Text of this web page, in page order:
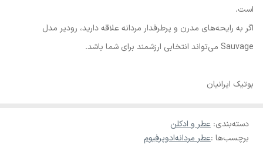
است.
اگر به رایحه‌های مدرن و پرطرفدار مردانه علاقه دارید، رودیر مدل
Sauvage می‌تواند انتخابی ارزشمند برای شما باشد.
بوتیک ایرانیان
دسته‌بندی: عطر و ادکلن
برچسب‌ها :عطر مردانهادوپرفیوم